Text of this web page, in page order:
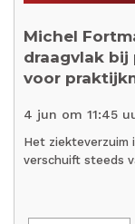
Michel
draagvlak
voor
4 jun om 11:45
Het ziekteverzuim
verschuift steeds